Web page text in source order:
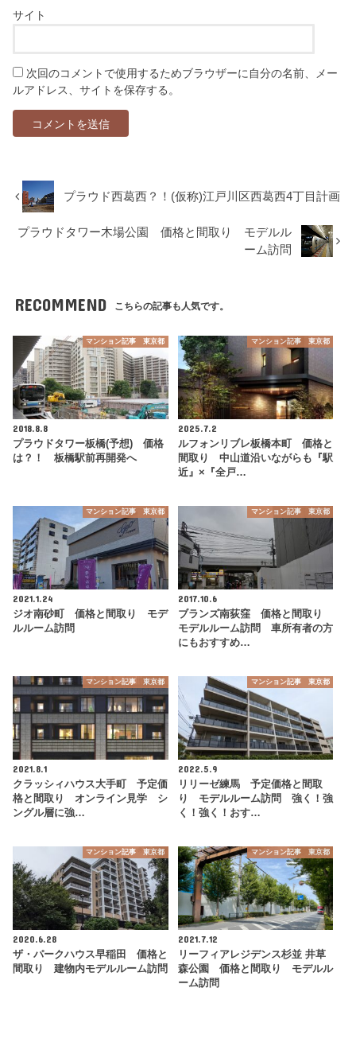
サイト
次回のコメントで使用するためブラウザーに自分の名前、メー
ルアドレス、サイトを保存する。
プラウド西葛西？！(仮称)江戸川区西葛西4丁目計画
プラウドタワー木場公園 価格と間取り モデルル
ーム訪問
RECOMMEND こちらの記事も人気です。
マンション記事 東京都
2018.8.8
プラウドタワー板橋(予想) 価格
は？！ 板橋駅前再開発へ
マンション記事 東京都
2025.7.2
ルフォンリブレ板橋本町 価格と
間取り 中山道沿いながらも『駅
近』×『全戸…
マンション記事 東京都
2021.1.24
ジオ南砂町 価格と間取り モデ
ルルーム訪問
マンション記事 東京都
2017.10.6
ブランズ南荻窪 価格と間取り
モデルルーム訪問 車所有者の方
にもおすすめ…
マンション記事 東京都
2021.8.1
クラッシィハウス大手町 予定価
格と間取り オンライン見学 シ
ングル層に強…
マンション記事 東京都
2022.5.9
リリーゼ練馬 予定価格と間取
り モデルルーム訪問 強く！強
く！強く！おす…
マンション記事 東京都
2020.6.28
ザ・パークハウス早稲田 価格と
間取り 建物内モデルルーム訪問
マンション記事 東京都
2021.7.12
リーフィアレジデンス杉並 井草
森公園 価格と間取り モデルル
ーム訪問